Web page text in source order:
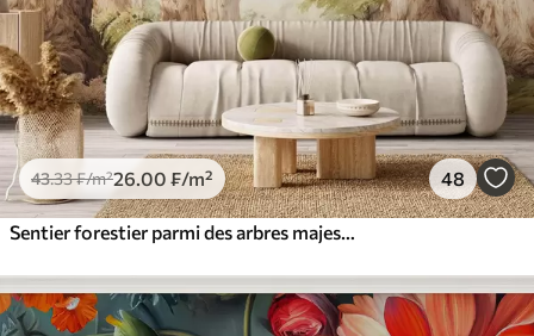
43.33₣/m²26 .00 ₣/m² 48